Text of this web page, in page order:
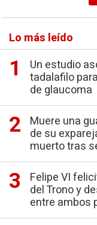
Lo más leído
Un estudio
tadalafilo
de glaucoma
Muere una
de su
muerto tras
Felipe VI
del Trono y
entre ambos